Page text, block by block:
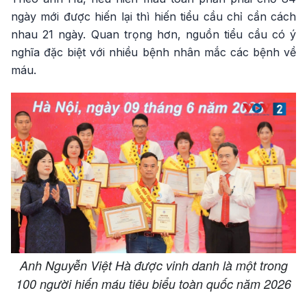
ngày mới được hiến lại thì hiến tiểu cầu chỉ cần cách
nhau 21 ngày. Quan trọng hơn, nguồn tiểu cầu có ý
nghĩa đặc biệt với nhiều bệnh nhân mắc các bệnh về
máu.
Anh Nguyễn Việt Hà được vinh danh là một trong
100 người hiến máu tiêu biểu toàn quốc năm 2026